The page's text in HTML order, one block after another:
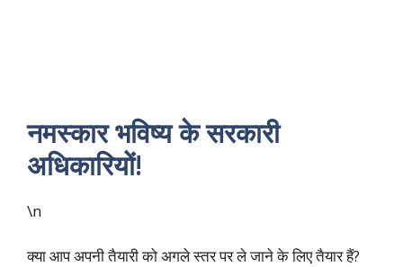
नमस्कार भविष्य के सरकारी
अधिकारियों!
\n
क्या आप अपनी तैयारी को अगले स्तर पर ले जाने के लिए तैयार हैं?